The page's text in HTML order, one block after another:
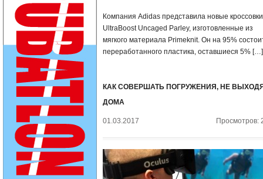
Компания Adidas представила новые кроссовки
UltraBoost Uncaged Parley, изготовленные из
мягкого материала Primeknit. Он на 95%
переработанного пластика, оставшиеся 5% […]
КАК СОВЕРШАТЬ ПОГРУЖЕНИЯ, НЕ
ДОМА
01.03.2017 Просмотров: